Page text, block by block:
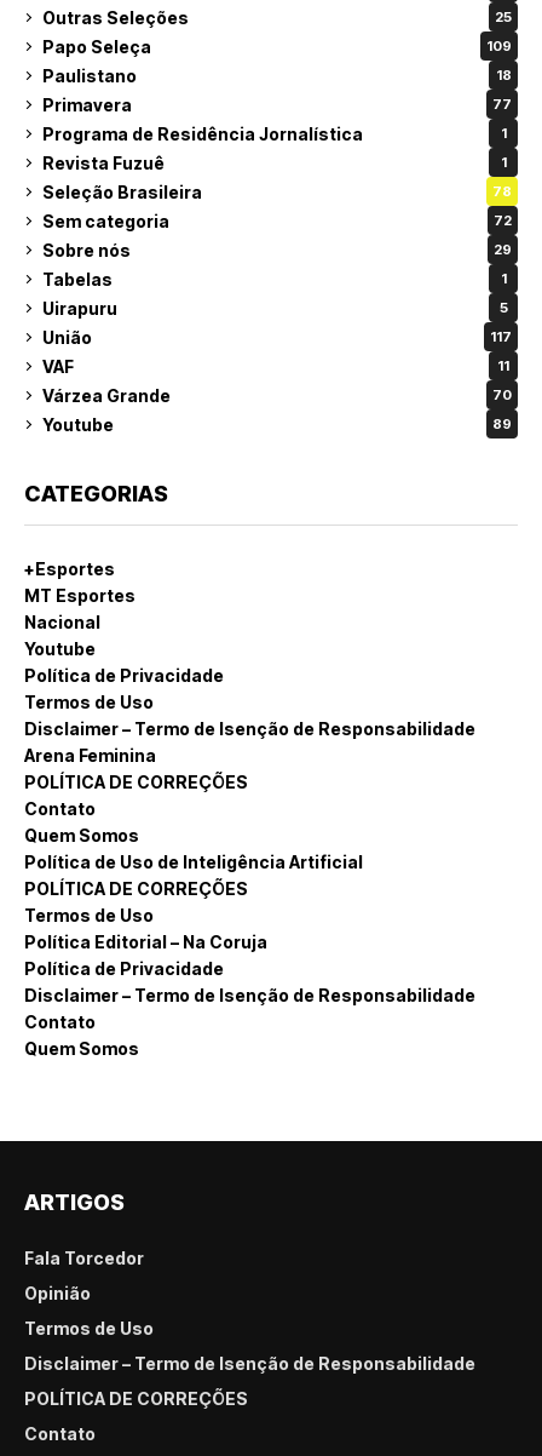
Outras Seleções 25
Papo Seleça 109
Paulistano 18
Primavera 77
Programa de Residência Jornalística 1
Revista Fuzuê 1
Seleção Brasileira 78
Sem categoria 72
Sobre nós 29
Tabelas 1
Uirapuru 5
União 117
VAF 11
Várzea Grande 70
Youtube 89
CATEGORIAS
+Esportes
MT Esportes
Nacional
Youtube
Política de Privacidade
Termos de Uso
Disclaimer – Termo de Isenção de Responsabilidade
Arena Feminina
POLÍTICA DE CORREÇÕES
Contato
Quem Somos
Política de Uso de Inteligência Artificial
POLÍTICA DE CORREÇÕES
Termos de Uso
Política Editorial – Na Coruja
Política de Privacidade
Disclaimer – Termo de Isenção de Responsabilidade
Contato
Quem Somos
ARTIGOS
Fala Torcedor
Opinião
Termos de Uso
Disclaimer – Termo de Isenção de Responsabilidade
POLÍTICA DE CORREÇÕES
Contato